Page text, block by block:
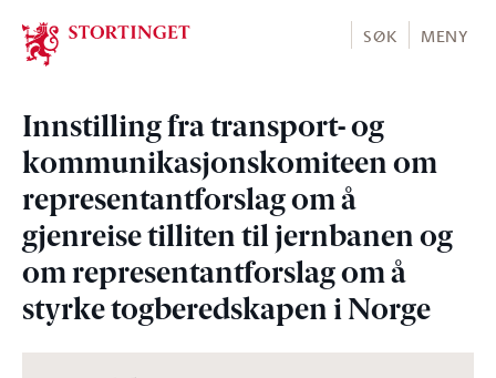
Stortinget.no
SØK MENY
Innstilling fra transport- og
kommunikasjonskomiteen om
representantforslag om å
gjenreise tilliten til jernbanen og
om representantforslag om å
styrke togberedskapen i Norge